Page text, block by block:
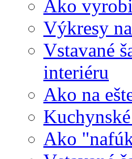
Ako
Výkresy
Vstavané
interiéru
Ako na
Ako